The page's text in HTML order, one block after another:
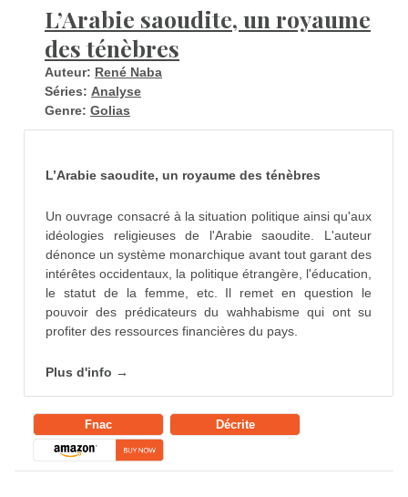
L’Arabie saoudite, un royaume
des ténèbres
Auteur: René Naba
Séries: Analyse
Genre: Golias
L’Arabie saoudite, un royaume des ténèbres
Un ouvrage consacré à la situation politique ainsi qu'aux
idéologies religieuses de l'Arabie saoudite. L'auteur
dénonce un système monarchique avant tout garant des
intérêtes occidentaux, la politique étrangère, l'éducation,
le statut de la femme, etc. Il remet en question le
pouvoir des prédicateurs du wahhabisme qui ont su
profiter des ressources financières du pays.
Plus d'info →
Fnac Décrite